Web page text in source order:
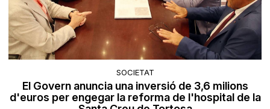
SOCIETAT
El Govern anuncia una inversió de 3,6 milions
d'euros per engegar la reforma de l'hospital de la